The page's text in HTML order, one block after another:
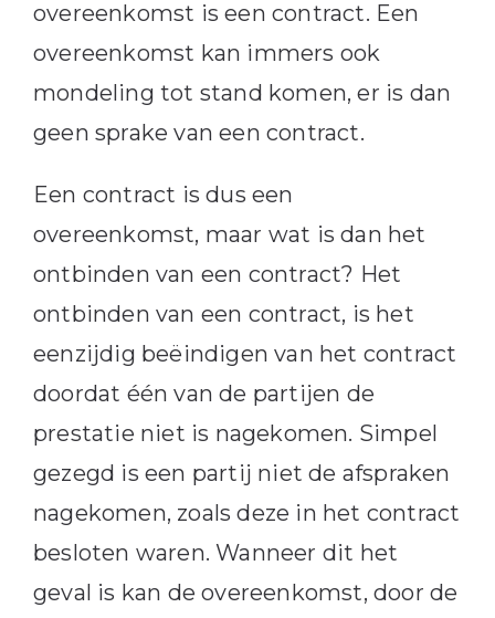
overeenkomst is een contract. Een
overeenkomst kan immers ook
mondeling tot stand komen, er is dan
geen sprake van een contract.
Een contract is dus een
overeenkomst, maar wat is dan het
ontbinden van een contract? Het
ontbinden van een contract, is het
eenzijdig beëindigen van het contract
doordat één van de partijen de
prestatie niet is nagekomen. Simpel
gezegd is een partij niet de afspraken
nagekomen, zoals deze in het contract
besloten waren. Wanneer dit het
geval is kan de overeenkomst, door de